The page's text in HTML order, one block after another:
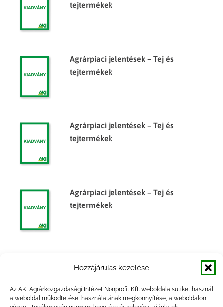
Hozzájárulás kezelése
Az AKI Agrárközgazdasági Intézet Nonprofit Kft. weboldala sütiket használ
a weboldal működtetése, használatának megkönnyítése, a weboldalon
tejtermékek
Agrárpiaci jelentések – Tej és
tejtermékek
Agrárpiaci jelentések – Tej és
tejtermékek
Agrárpiaci jelentések – Tej és
tejtermékek
tejtermékek